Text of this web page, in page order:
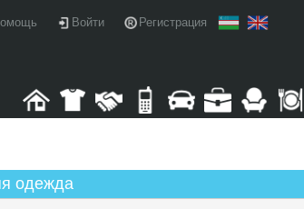
Войти Регистрация
одежда